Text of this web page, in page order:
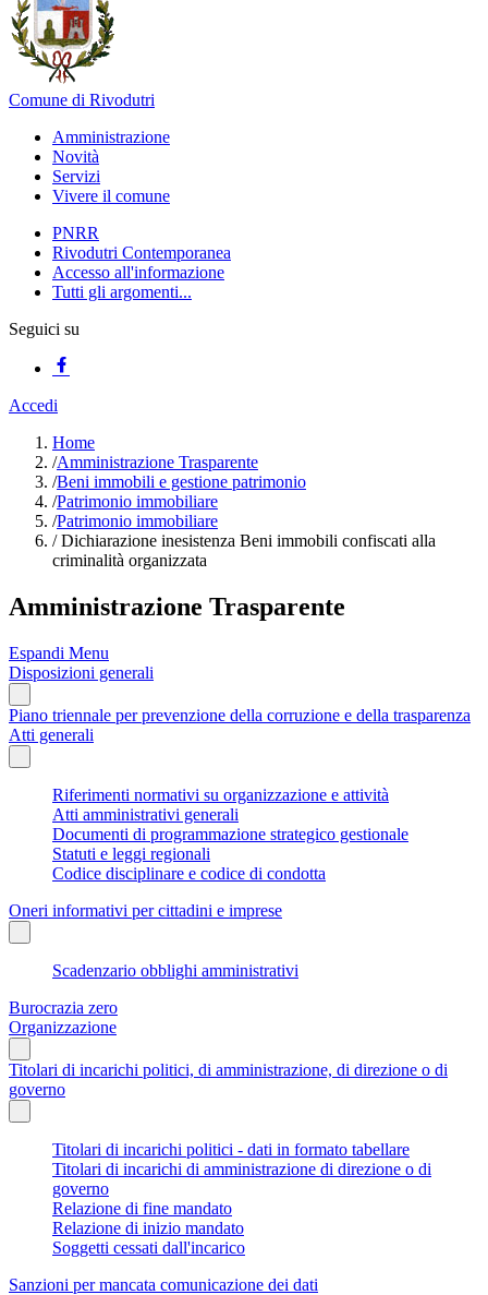
Comune di Rivodutri
Amministrazione
Novità
Servizi
Vivere il comune
PNRR
Rivodutri Contemporanea
Accesso all'informazione
Tutti gli argomenti...
Seguici su
Accedi
Home
/Amministrazione Trasparente
/Beni immobili e gestione patrimonio
/Patrimonio immobiliare
/Patrimonio immobiliare
/Dichiarazione inesistenza Beni immobili confiscati alla
criminalità organizzata
Amministrazione Trasparente
Espandi Menu
Disposizioni generali
Piano triennale per prevenzione della corruzione e della trasparenza
Atti generali
Riferimenti normativi su organizzazione e attività
Atti amministrativi generali
Documenti di programmazione strategico gestionale
Statuti e leggi regionali
Codice disciplinare e codice di condotta
Oneri informativi per cittadini e imprese
Scadenzario obblighi amministrativi
Burocrazia zero
Organizzazione
Titolari di incarichi politici, di amministrazione, di direzione o di
governo
Titolari di incarichi politici - dati in formato tabellare
Titolari di incarichi di amministrazione di direzione o di
governo
Relazione di fine mandato
Relazione di inizio mandato
Soggetti cessati dall'incarico
Sanzioni per mancata comunicazione dei dati